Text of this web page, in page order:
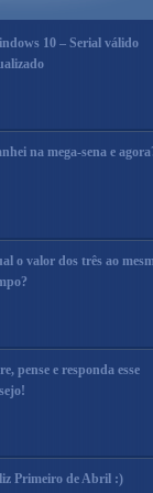
10 – Serial válido
na mega-sena e
o valor dos três ao
pense e responda esse
Primeiro de Abril :)